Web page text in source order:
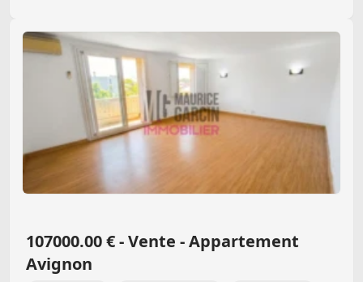
107000.00 € - Vente - Appartement
Avignon